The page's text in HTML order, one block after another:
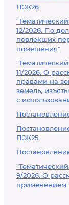
ПЭК26
12/2026. По
повлекших
помещения"
11/2026. О
правами на
земель,
с
ПЭК25
9/2026. О
применением